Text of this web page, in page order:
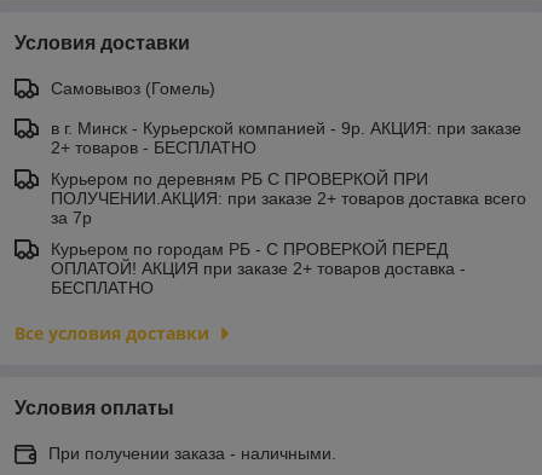
Условия доставки
Самовывоз (Гомель)
в г. Минск - Курьерской компанией - 9р. АКЦИЯ: при заказе
2+ товаров - БЕСПЛАТНО
Курьером по деревням РБ С ПРОВЕРКОЙ ПРИ
ПОЛУЧЕНИИ.АКЦИЯ: при заказе 2+ товаров доставка всего
за 7р
Курьером по городам РБ - С ПРОВЕРКОЙ ПЕРЕД
ОПЛАТОЙ! АКЦИЯ при заказе 2+ товаров доставка -
БЕСПЛАТНО
Все условия доставки
Условия оплаты
При получении заказа - наличными.